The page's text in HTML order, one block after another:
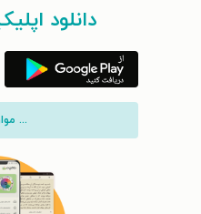
دانلود
...